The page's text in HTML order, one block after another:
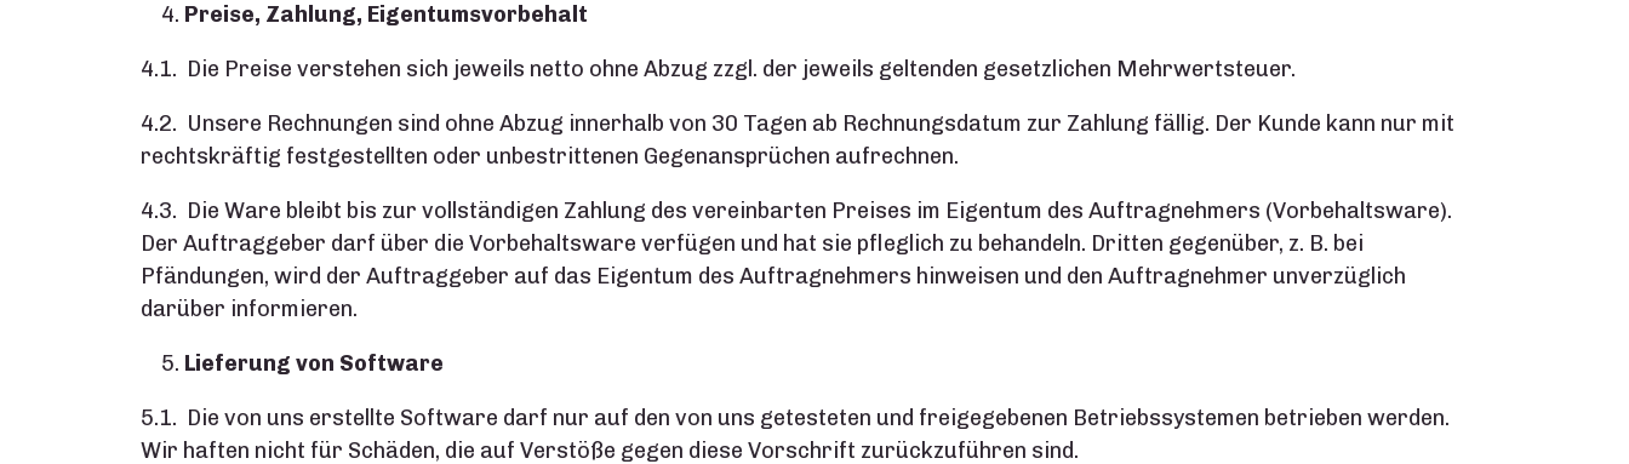
Preise, Zahlung, Eigentumsvorbehalt
4.1. Die Preise verstehen sich jeweils netto ohne Abzug zzgl. der jeweils geltenden gesetzlichen Mehrwertsteuer.
4.2. Unsere Rechnungen sind ohne Abzug innerhalb von 30 Tagen ab Rechnungsdatum zur Zahlung fällig. Der Kunde kann nur mit
rechtskräftig festgestellten oder unbestrittenen Gegenansprüchen aufrechnen.
4.3. Die Ware bleibt bis zur vollständigen Zahlung des vereinbarten Preises im Eigentum des Auftragnehmers (Vorbehaltsware).
Der Auftraggeber darf über die Vorbehaltsware verfügen und hat sie pfleglich zu behandeln. Dritten gegenüber, z. B. bei
Pfändungen, wird der Auftraggeber auf das Eigentum des Auftragnehmers hinweisen und den Auftragnehmer unverzüglich
darüber informieren.
Lieferung von Software
5.1. Die von uns erstellte Software darf nur auf den von uns getesteten und freigegebenen Betriebssystemen betrieben werden.
Wir haften nicht für Schäden, die auf Verstöße gegen diese Vorschrift zurückzuführen sind.